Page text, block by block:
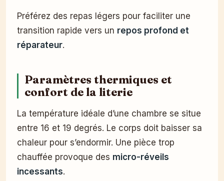
Préférez des repas légers pour faciliter une
transition rapide vers un repos profond et
réparateur.
Paramètres thermiques et
confort de la literie
La température idéale d’une chambre se situe
entre 16 et 19 degrés. Le corps doit baisser sa
chaleur pour s’endormir. Une pièce trop
chauffée provoque des micro-réveils
incessants.